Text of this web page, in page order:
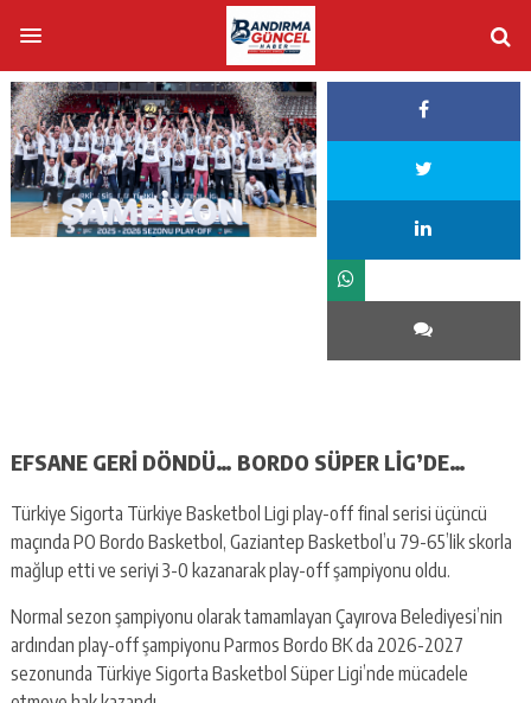
EFSANE GERİ DÖNDÜ… BORDO SÜPER LİG’DE…
Türkiye Sigorta Türkiye Basketbol Ligi play-off final serisi üçüncü
maçında PO Bordo Basketbol, Gaziantep Basketbol’u 79-65’lik skorla
mağlup etti ve seriyi 3-0 kazanarak play-off şampiyonu oldu.
Normal sezon şampiyonu olarak tamamlayan Çayırova Belediyesi’nin
ardından play-off şampiyonu Parmos Bordo BK da 2026-2027
sezonunda Türkiye Sigorta Basketbol Süper Ligi’nde mücadele